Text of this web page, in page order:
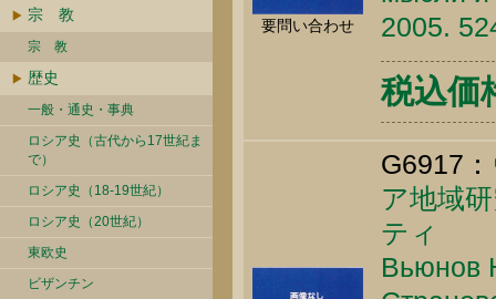
宗 教
宗 教
歴史
一般・通史・事典
ロシア史（古代から17世紀ま
で）
ロシア史（18-19世紀）
ロシア史（20世紀）
東欧史
ビザンチン
要問い合わせ
2005.
税込価
G6917：
ア地域
ティ
Вьюнов